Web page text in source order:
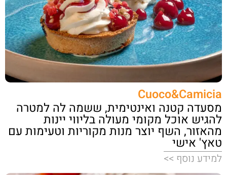
Cuoco&Camicia
מסעדה קטנה ואינטימית, ששמה לה למטרה
להגיש אוכל מקומי מעולה בליווי יינות
מהאזור, השף יוצר מנות מקוריות וטעימות עם
טאץ' אישי
למידע נוסף >>